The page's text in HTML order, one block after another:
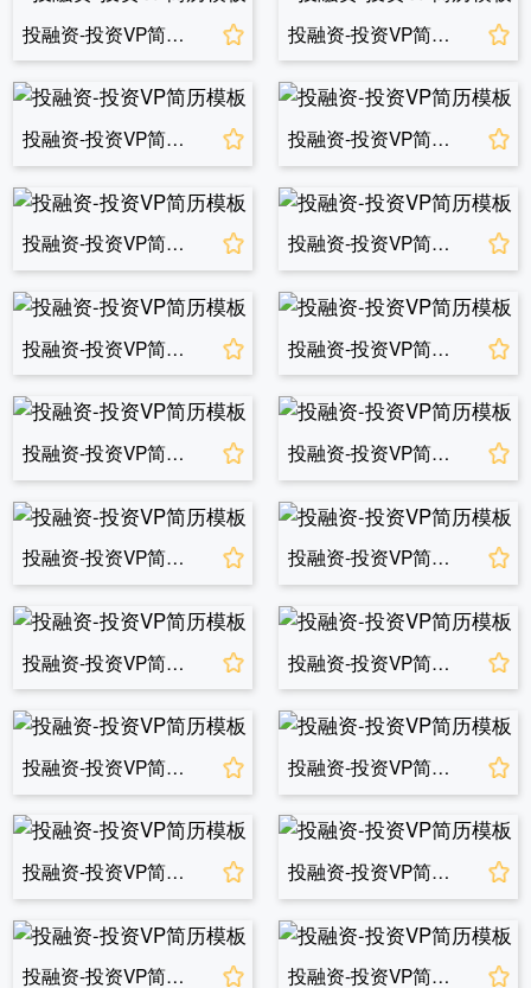
投融资-投资VP简历模板 投融资-投资VP简历模板
投融资-投资VP简历模板 投融资-投资VP简历模板
投融资-投资VP简历模板 投融资-投资VP简历模板
投融资-投资VP简历模板 投融资-投资VP简历模板
投融资-投资VP简历模板 投融资-投资VP简历模板
投融资-投资VP简历模板 投融资-投资VP简历模板
投融资-投资VP简历模板 投融资-投资VP简历模板
投融资-投资VP简历模板 投融资-投资VP简历模板
投融资-投资VP简历模板 投融资-投资VP简历模板
投融资-投资VP简历模板 投融资-投资VP简历模板